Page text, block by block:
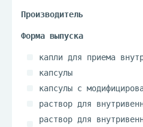
капли для приема
капсулы
капсулы с
раствор для
раствор для